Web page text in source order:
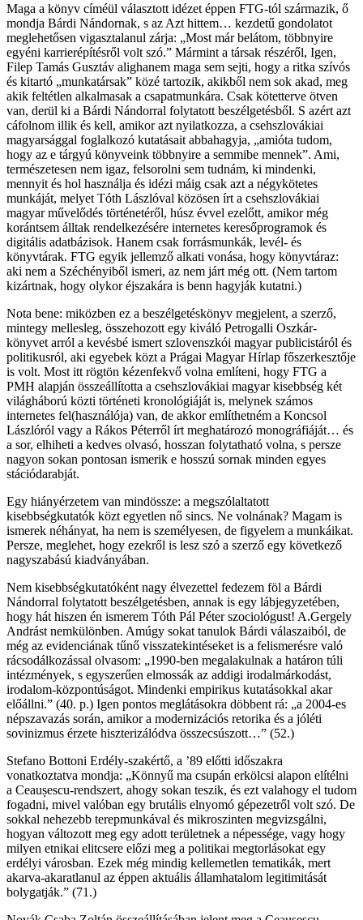
Maga a könyv címéül választott idézet éppen FTG-tól származik, ő
mondja Bárdi Nándornak, s az Azt hittem… kezdetű gondolatot
meglehetősen vigasztalanul zárja: „Most már belátom, többnyire
egyéni karrierépítésről volt szó.” Mármint a társak részéről, Igen,
Filep Tamás Gusztáv alighanem maga sem sejti, hogy a ritka szívós
és kitartó „munkatársak” közé tartozik, akikből nem sok akad, meg
akik feltétlen alkalmasak a csapatmunkára. Csak kötetterve ötven
van, derül ki a Bárdi Nándorral folytatott beszélgetésből. S azért azt
cáfolnom illik és kell, amikor azt nyilatkozza, a csehszlovákiai
magyarsággal foglalkozó kutatásait abbahagyja, „amióta tudom,
hogy az e tárgyú könyveink többnyire a semmibe mennek”. Ami,
természetesen nem igaz, felsorolni sem tudnám, ki mindenki,
mennyit és hol használja és idézi máig csak azt a négykötetes
munkáját, melyet Tóth Lászlóval közösen írt a csehszlovákiai
magyar művelődés történetéről, húsz évvel ezelőtt, amikor még
korántsem álltak rendelkezésére internetes keresőprogramok és
digitális adatbázisok. Hanem csak forrásmunkák, levél- és
könyvtárak. FTG egyik jellemző alkati vonása, hogy könyvtáraz:
aki nem a Széchényiből ismeri, az nem járt még ott. (Nem tartom
kizártnak, hogy olykor éjszakára is benn hagyják kutatni.)
Nota bene: miközben ez a beszélgetéskönyv megjelent, a szerző,
mintegy mellesleg, összehozott egy kiváló Petrogalli Oszkár-
könyvet arról a kevésbé ismert szlovenszkói magyar publicistáról és
politikusról, aki egyebek közt a Prágai Magyar Hírlap főszerkesztője
is volt. Most itt rögtön kézenfekvő volna említeni, hogy FTG a
PMH alapján összeállította a csehszlovákiai magyar kisebbség két
világháború közti történeti kronológiáját is, melynek számos
internetes fel(használója) van, de akkor említhetném a Koncsol
Lászlóról vagy a Rákos Péterről írt meghatározó monográfiáját… és
a sor, elhiheti a kedves olvasó, hosszan folytatható volna, s persze
nagyon sokan pontosan ismerik e hosszú sornak minden egyes
stációdarabját.
Egy hiányérzetem van mindössze: a megszólaltatott
kisebbségkutatók közt egyetlen nő sincs. Ne volnának? Magam is
ismerek néhányat, ha nem is személyesen, de figyelem a munkáikat.
Persze, meglehet, hogy ezekről is lesz szó a szerző egy következő
nagyszabású kiadványában.
Nem kisebbségkutatóként nagy élvezettel fedezem föl a Bárdi
Nándorral folytatott beszélgetésben, annak is egy lábjegyzetében,
hogy hát hiszen én ismerem Tóth Pál Péter szociológust! A.Gergely
Andrást nemkülönben. Amúgy sokat tanulok Bárdi válaszaiból, de
még az evidenciának tűnő visszatekintéseket is a felismerésre való
rácsodálkozással olvasom: „1990-ben megalakulnak a határon túli
intézmények, s egyszerűen elmossák az addigi irodalmárkodást,
irodalom-központúságot. Mindenki empirikus kutatásokkal akar
előállni.” (40. p.) Igen pontos meglátásokra döbbent rá: „a 2004-es
népszavazás során, amikor a modernizációs retorika és a jóléti
sovinizmus érzete hiszterizálódva összecsúszott…” (52.)
Stefano Bottoni Erdély-szakértő, a ’89 előtti időszakra
vonatkoztatva mondja: „Könnyű ma csupán erkölcsi alapon elítélni
a Ceaușescu-rendszert, ahogy sokan teszik, és ezt valahogy el tudom
fogadni, mivel valóban egy brutális elnyomó gépezetről volt szó. De
sokkal nehezebb terepmunkával és mikroszinten megvizsgálni,
hogyan változott meg egy adott területnek a népessége, vagy hogy
milyen etnikai elitcsere előzi meg a politikai megtorlásokat egy
erdélyi városban. Ezek még mindig kellemetlen tematikák, mert
akarva-akaratlanul az éppen aktuális államhatalom legitimitását
bolygatják.” (71.)